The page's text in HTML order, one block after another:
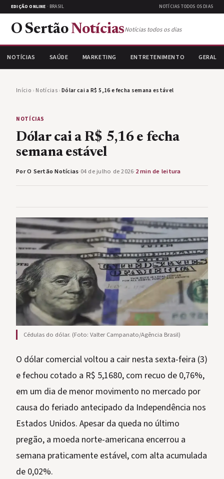
EDIÇÃO ONLINE · BRASIL NOTÍCIAS TODOS OS DIAS
O Sertão NotíciasNotícias todos os dias
NOTÍCIAS SAÚDE MARKETING ENTRETENIMENTO GERAL
Início › Notícias›Dólar cai a R$ 5,16 e fecha semana estável
NOTÍCIAS
Dólar cai a R$ 5,16 e fecha
semana estável
Por O Sertão Notícias·04 de julho de 2026·2 min de leitura
Cédulas do dólar. (Foto: Valter Campanato/Agência Brasil)
O dólar comercial voltou a cair nesta sexta-feira (3)
e fechou cotado a R$ 5,1680, com recuo de 0,76%,
em um dia de menor movimento no mercado por
causa do feriado antecipado da Independência nos
Estados Unidos. Apesar da queda no último
pregão, a moeda norte-americana encerrou a
semana praticamente estável, com alta acumulada
de 0,02%.